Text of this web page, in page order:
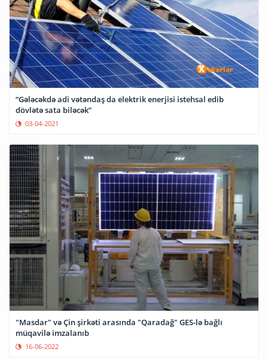
“Gələcəkdə adi vətəndaş da elektrik enerjisi istehsal edib
dövlətə sata biləcək”
03-04-2021
"Masdar" və Çin şirkəti arasında "Qaradağ" GES-lə bağlı
müqavilə imzalanıb
16-06-2022